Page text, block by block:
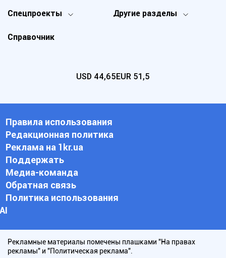
Спецпроекты Другие разделы
Справочник
USD 44,65EUR 51,5
Правила использования
Редакционная политика
Реклама на 1kr.ua
Поддержать
Медиа-команда
Обратная связь
Политика использования
АI
Рекламные материалы помечены плашками "На правах
рекламы" и "Политическая реклама".